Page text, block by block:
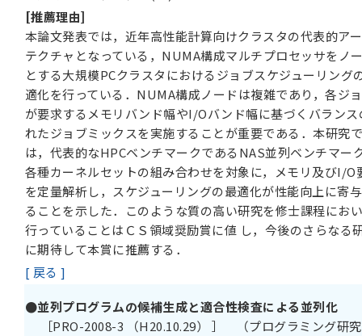
[推薦理由]
本論文発表では，近年高性能計算向けクラスタの代表的ア
テクチャとなっている，NUMA構成マルチプロセッサをノ
とする大規模PCクラスタにおけるジョブスケジューリング
適化を行っている．NUMA構成ノードは複雑であり，各ジ
が要求するメモリバンド幅やI/Oバンド幅に基づくバランス
れたジョブミックスを実施することが重要である．本研究
は，代表的なHPCベンチマークであるNAS並列ベンチマー
各種カーネルセットの組み合わせを対象に，メモリ及びI/O
を定量解析し，スケジューリングの最適化が性能向上に寄
ることを示した．このような質の高い研究を修士課程にお
行っていることはＣＳ領域奨励賞に値 し，今後のさらなる
に期待して本賞に推薦する．
[ 戻る ]
●並列プログラムの候補生成と適合性検査による並列化
［PRO-2008-3 （H20.10.29） ］ （プログラミング研究